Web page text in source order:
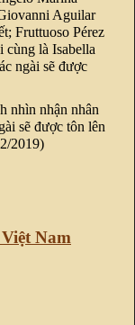
Aguilar
Fruttuoso Pérez
là Isabella
ngài sẽ được
nhìn nhận nhân
sẽ được tôn lên
2019)
Nam